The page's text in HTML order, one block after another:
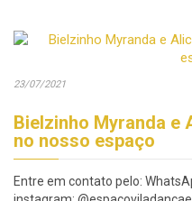
23/07/2021
Bielzinho Myranda e
no nosso espaço
Entre em contato pelo: